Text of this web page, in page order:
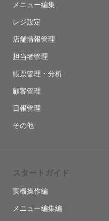
メニュー編集
レジ設定
店舗情報管理
担当者管理
帳票管理・分析
顧客管理
日報管理
その他
スタートガイド
実機操作編
メニュー編集編